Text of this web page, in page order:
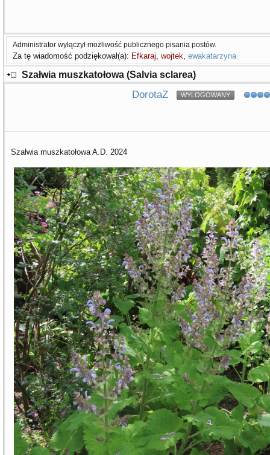
Administrator wyłączył możliwość publicznego pisania postów.
Za tę wiadomość podziękował(a): Efkaraj, wojtek, ewakatarzyna
Szałwia muszkatołowa (Salvia sclarea)
DorotaZ WYLOGOWANY
Szałwia muszkatołowa A.D. 2024